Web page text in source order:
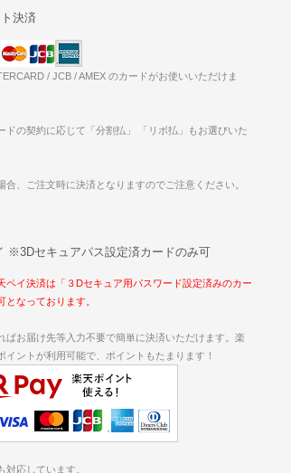
決済
/ JCB / AMEX のカードがお使いいただけま
ドの契約に応じて「分割払」 「リボ払」もお選びいた
合、ご注文時に決済となりますのでご注意ください。
※3Dセキュアパス設定済カードのみ可
ペイ決済は「３Dセキュア用パスワード設定済みのカー
となっております。
ばお届け先等入力不要で簡単に決済いただけます。楽
イントが利用可能で、ポイントもたまります！
対応しています。